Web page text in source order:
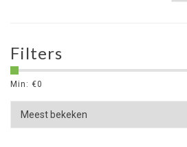
Filters
Min: €0